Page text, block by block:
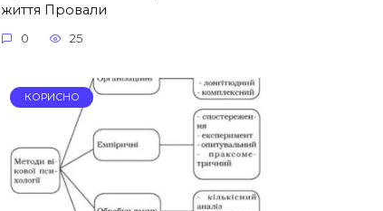
життя Провали
0 25
КОРИСНО